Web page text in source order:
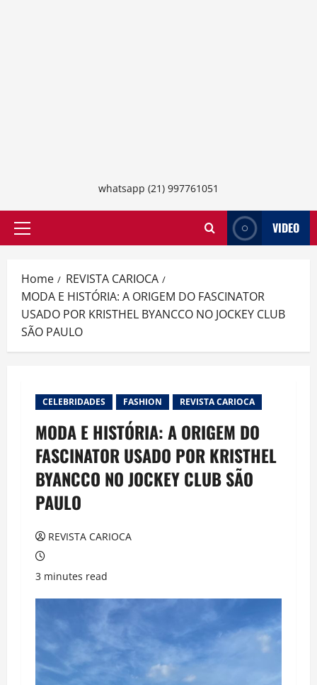
whatsapp (21) 997761051
Primary
VIDEO
Home
REVISTA CARIOCA
MODA E HISTÓRIA: A ORIGEM DO FASCINATOR
USADO POR KRISTHEL BYANCCO NO JOCKEY CLUB
SÃO PAULO
CELEBRIDADES FASHION REVISTA CARIOCA
MODA E HISTÓRIA: A ORIGEM DO
FASCINATOR USADO POR KRISTHEL
BYANCCO NO JOCKEY CLUB SÃO
PAULO
REVISTA CARIOCA
3 minutes read